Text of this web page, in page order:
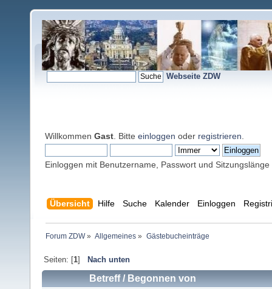
Webseite ZDW
Willkommen Gast . Bitte einloggen oder registrieren
Einloggen mit Benutzername, Passwort und Sitzungslänge
Übersicht Hilfe Suche Kalender Einloggen
Forum ZDW» Allgemeines » Gästebucheinträge
Seiten: [1] Nach unten
Betreff/ Begonnen von